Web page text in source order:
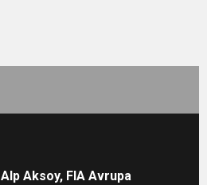
Alp Aksoy, FIA Avrupa